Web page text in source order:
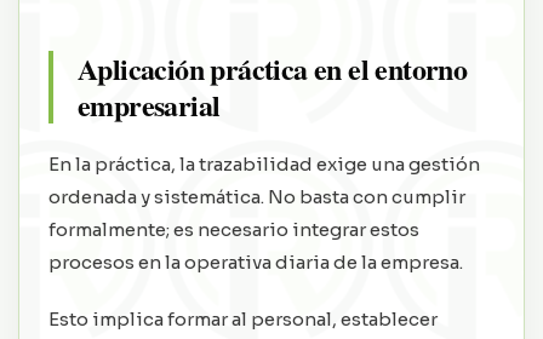
Aplicación práctica en el entorno
empresarial
En la práctica, la trazabilidad exige una gestión
ordenada y sistemática. No basta con cumplir
formalmente; es necesario integrar estos
procesos en la operativa diaria de la empresa.
Esto implica formar al personal, establecer